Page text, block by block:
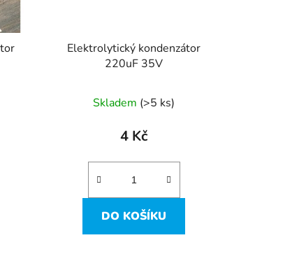
Elektrolytický kondenzátor
220uF 35V
Skladem (>5 ks)
4 Kč
DO KOŠÍKU